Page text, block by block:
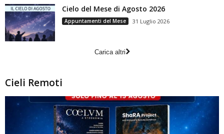
Cielo del Mese di Agosto 2026
Appuntamenti del Mese 31 Luglio 2026
Carica altri
Cieli Remoti